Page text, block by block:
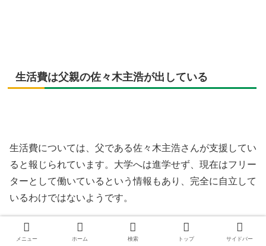
生活費は父親の佐々木主浩が出している
生活費については、父である佐々木主浩さんが支援してい
ると報じられています。大学へは進学せず、現在はフリー
ターとして働いているという情報もあり、完全に自立して
いるわけではないようです。
メニュー ホーム 検索 トップ サイドバー